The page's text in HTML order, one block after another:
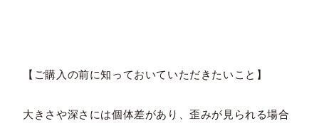
【ご購入の前に知っておいていただきたいこと】
大きさや深さには個体差があり、歪みが見られる場合